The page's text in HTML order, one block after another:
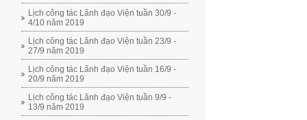
Lịch công tác Lãnh đạo Viện tuần 30/9 -
4/10 năm 2019
Lịch công tác Lãnh đạo Viện tuần 23/9 -
27/9 năm 2019
Lịch công tác Lãnh đạo Viện tuần 16/9 -
20/9 năm 2019
Lịch công tác Lãnh đạo Viện tuần 9/9 -
13/9 năm 2019